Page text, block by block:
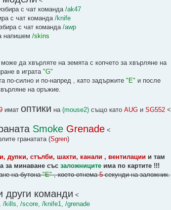
с чат команда /ak47
с чат команда/knife
с чат команда /awp
напишем /skins
да хвърляте на земята с копчето за хвърляне на
в играта "G"
по-силно и по-напред , като задържите"E" и после
на оръжие.
имат оптики на (mouse2)също като AUGи SG552<
Smoke Grenade <
гранатата (Sgren)
дупки, стълби, шахти, канали , вентилациии там
за минаване съсзаложниците има по картите !!!
на бутона"E", което отнема5секунди на заложник.
други команди <
kills, /score, /knife1, /grenade